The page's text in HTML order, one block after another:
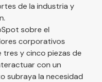
de la industria y
sobre el
corporativos
y cinco piezas de
con un
subraya la necesidad